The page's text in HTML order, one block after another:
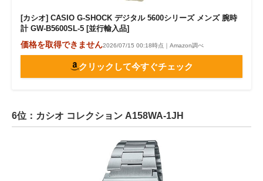
[カシオ] CASIO G-SHOCK デジタル 5600シリーズ メンズ 腕時
計 GW-B5600SL-5 [並行輸入品]
価格を取得できません2026/07/15 00:18時点｜Amazon調べ
クリックして今すぐチェック
6位：カシオ コレクション A158WA-1JH